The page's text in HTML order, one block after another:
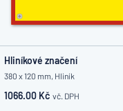
Hliníkové značení
380 x 120 mm, Hliník
1066.00 Kč vč. DPH